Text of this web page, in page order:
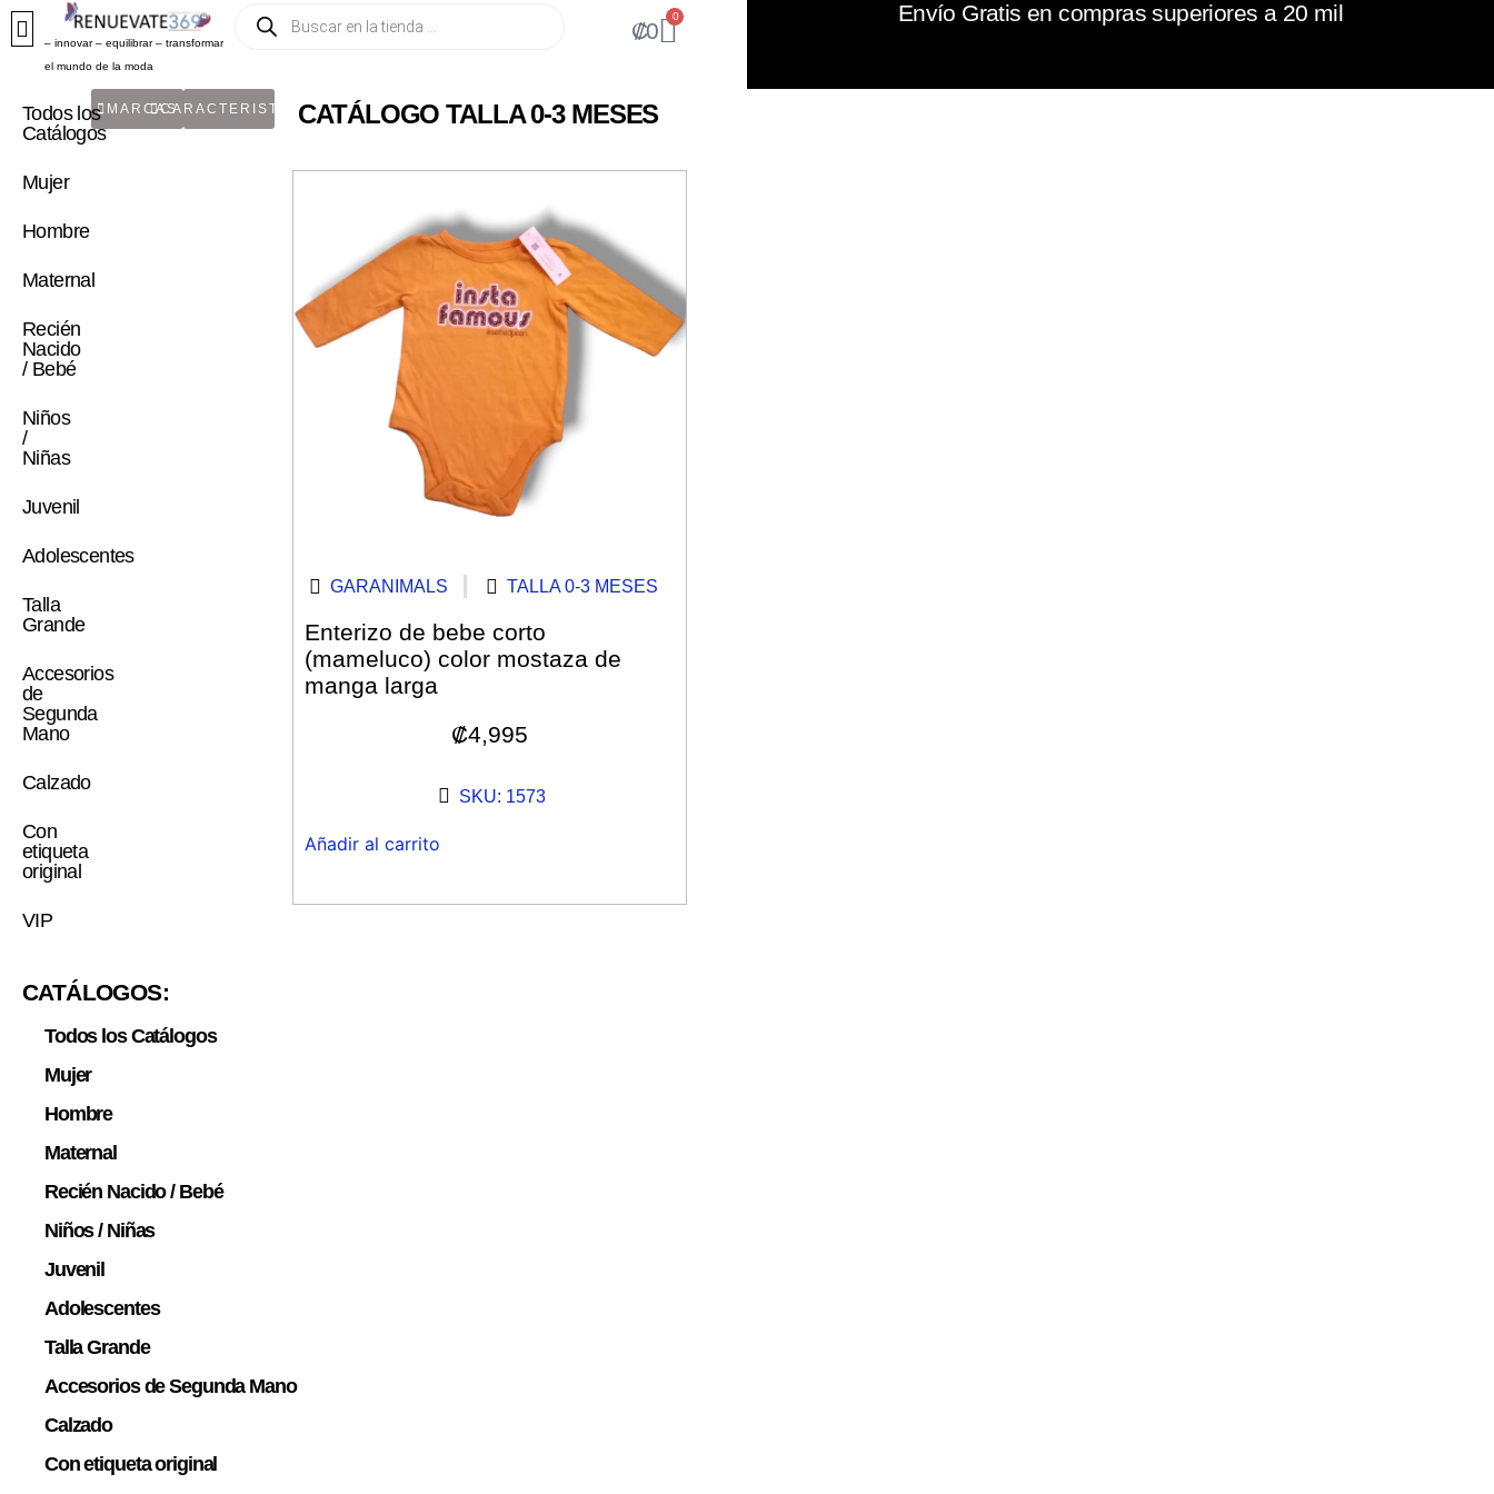
– innovar – equilibrar – transformar
el mundo de la moda
₡0
0 Envío Gratis en compras superiores a 20 mil
Todos los
Catálogos
Mujer
Hombre
Maternal
Recién
Nacido
/ Bebé
Niños
/
Niñas
Juvenil
Adolescentes
Talla
Grande
Accesorios
de
Segunda
Mano
Calzado
Con
etiqueta
original
VIP
MARCASCARACTERISTICACATÁLOGO TALLA 0-3 MESES
GARANIMALS TALLA 0-3 MESES
Enterizo de bebe corto
(mameluco) color mostaza de
manga larga
₡4,995
SKU: 1573
Añadir al carrito
CATÁLOGOS:
Todos los Catálogos
Mujer
Hombre
Maternal
Recién Nacido / Bebé
Niños / Niñas
Juvenil
Adolescentes
Talla Grande
Accesorios de Segunda Mano
Calzado
Con etiqueta original